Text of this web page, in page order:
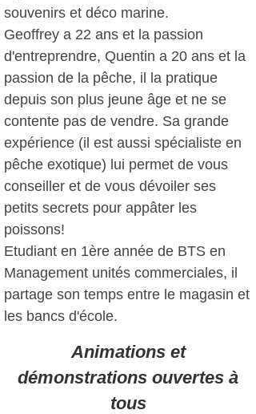
souvenirs et déco marine.
Geoffrey a 22 ans et la passion
d'entreprendre, Quentin a 20 ans et la
passion de la pêche, il la pratique
depuis son plus jeune âge et ne se
contente pas de vendre. Sa grande
expérience (il est aussi spécialiste en
pêche exotique) lui permet de vous
conseiller et de vous dévoiler ses
petits secrets pour appâter les
poissons!
Etudiant en 1ère année de BTS en
Management unités commerciales, il
partage son temps entre le magasin et
les bancs d'école.
Animations et
démonstrations ouvertes à
tous